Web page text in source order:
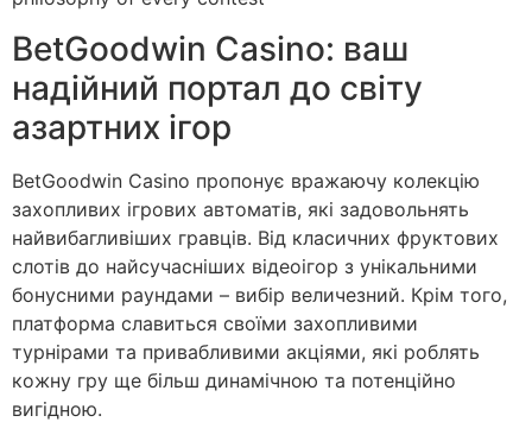
BetGoodwin Casino: ваш
надійний портал до світу
азартних ігор
BetGoodwin Casino пропонує вражаючу колекцію
захопливих ігрових автоматів, які задовольнять
найвибагливіших гравців. Від класичних фруктових
слотів до найсучасніших відеоігор з унікальними
бонусними раундами – вибір величезний. Крім того,
платформа славиться своїми захопливими
турнірами та привабливими акціями, які роблять
кожну гру ще більш динамічною та потенційно
вигідною.